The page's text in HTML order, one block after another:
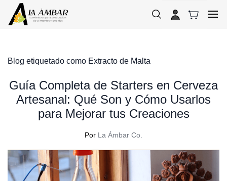
Skip to
main
content
Blog etiquetado como Extracto de Malta
Guía Completa de Starters en Cerveza
Artesanal: Qué Son y Cómo Usarlos
para Mejorar tus Creaciones
Por La Ámbar Co.